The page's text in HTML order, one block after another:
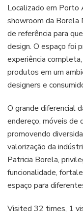
Localizado em Porto
showroom da Borela
de referência para
design. O espaço foi
experiência
produtos em um
designers e
O grande diferencial
endereço, móveis de
promovendo
valorização da
Patricia Borela,
funcionalidade,
espaço para
Visited 32 times, 1